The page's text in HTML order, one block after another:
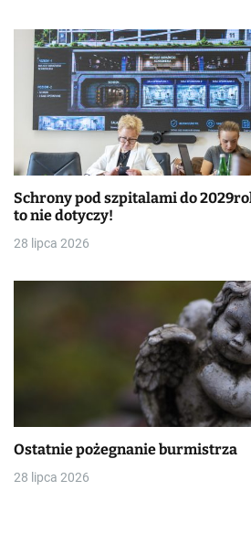
Schrony pod szpitalami do
to nie dotyczy!
28 lipca 2026
Ostatnie pożegnanie burmistrza
28 lipca 2026